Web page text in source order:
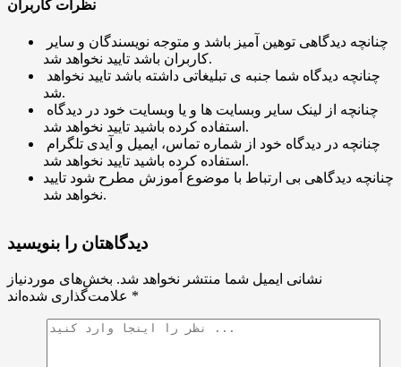
نظرات کاربران
کاربران باشد تایید نخواهد شد.
شد.
استفاده کرده باشید تایید نخواهد شد.
استفاده کرده باشید تایید نخواهد شد.
چنانچه دیدگاهی بی ارتباط با موضوع آموزش مطرح شود تایید
نخواهد شد.
دیدگاهتان را بنویسید
نشانی ایمیل شما منتشر نخواهد شد. بخش‌های موردنیاز
*